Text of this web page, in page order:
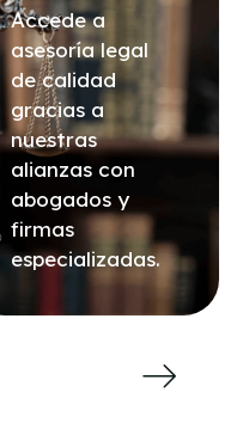
Accede a
asesoría legal
de calidad
gracias a
nuestras
alianzas con
abogados y
firmas
especializadas.